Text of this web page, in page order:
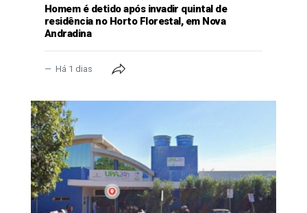
Homem é detido após invadir quintal de
residência no Horto Florestal, em Nova
Andradina
Há 1 dias